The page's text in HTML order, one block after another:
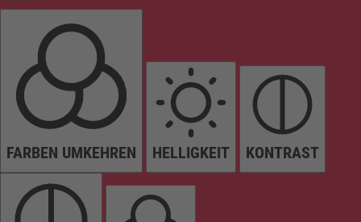
FARBEN UMKEHREN HELLIGKEIT KONTRAST